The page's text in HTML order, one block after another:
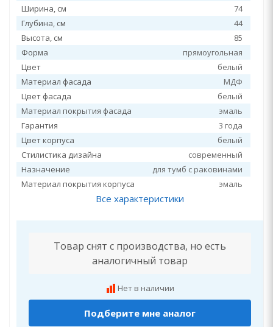
Ширина, см
74
Глубина, см
44
Высота, см
85
Форма
прямоугольная
Цвет
белый
Материал фасада
МДФ
Цвет фасада
белый
Материал покрытия фасада
эмаль
Гарантия
3 года
Цвет корпуса
белый
Стилистика дизайна
современный
Назначение
для тумб с раковинами
Материал покрытия корпуса
эмаль
Все характеристики
Товар снят с производства, но есть
аналогичный товар
Нет в наличии
Подберите мне аналог